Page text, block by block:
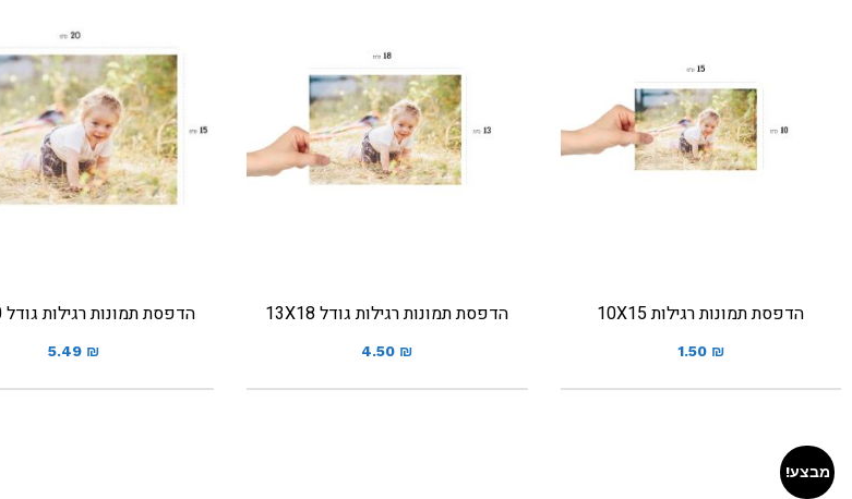
הדפסת תמונות רגילות 10X15
1.50 ₪
הדפסת תמונות רגילות גודל 13X18
4.50 ₪
הדפסת תמונות רגילות גודל 15X20
5.49 ₪
מבצע!